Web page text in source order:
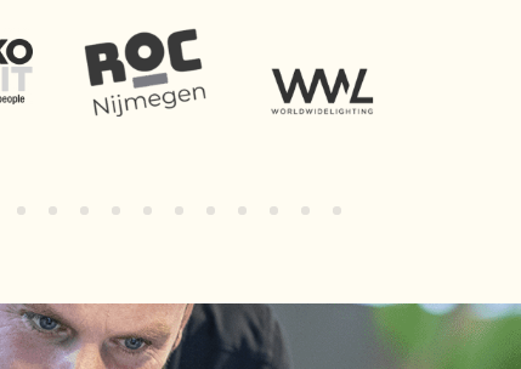
33 34 35 36 37 38 39 40 41